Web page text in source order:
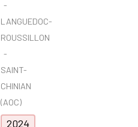
LANGUEDOC-
ROUSSILLON
SAINT-
CHINIAN
(AOC)
2024